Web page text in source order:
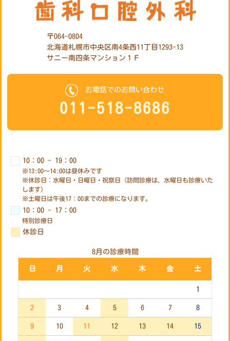
〒064-0804
北海道札幌市中央区南4条西11丁目1293-13
サニー南四条マンション１Ｆ
お電話でのお問い合わせ
011-518-8686
10：00 - 19：00
※13:00～14:00は昼休みです
※休診日：水曜日・日曜日・祝祭日（訪問診療は、水曜日も診療いた
します）
※土曜日は午後17：00までの診療になります。
10：00 - 17：00
特別診療日
休診日
8月の診療時間
日 月 火 水 木 金 土
1
2 3 4 5 6 7 8
9 10 11 12 13 14 15